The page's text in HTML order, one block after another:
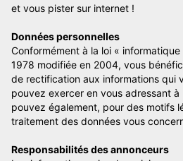
et vous pister sur internet !
Données personnelles
Conformément à la loi «
1978 modifiée en 2004, vous
de rectification aux informations qui
pouvez exercer en vous adressant à
pouvez également, pour des motifs
traitement des données vous
Responsabilités des annonceurs